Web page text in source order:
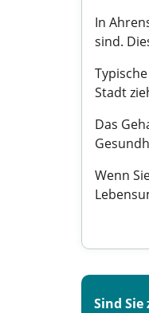
In
sind.
Stadt
Das
Wenn
Sind